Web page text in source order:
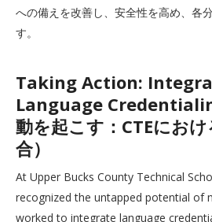
への備えを改善し、安全性を高め、各
す。
Taking Action:
Language
動を起こす：CTEにお
合）
At Upper Bucks County Technical
recognized the untapped potential of
worked to integrate language